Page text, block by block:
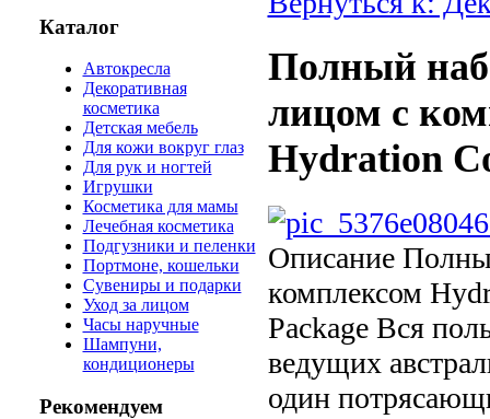
Каталог
Автокресла
Декоративная
косметика
Детская мебель
Для кожи вокруг глаз
Для рук и ногтей
Игрушки
Косметика для мамы
Лечебная косметика
Подгузники и пеленки
Портмоне, кошельки
Сувениры и подарки
Уход за лицом
Часы наручные
Шампуни,
кондиционеры
Рекомендуем
Полный
лицом с
Hydration
Описание
комплексом
Package Вся
ведущих
один